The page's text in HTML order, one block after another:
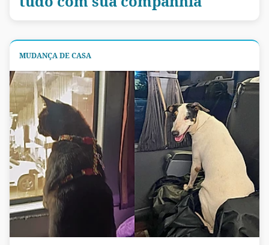
MUDANÇA DE CASA